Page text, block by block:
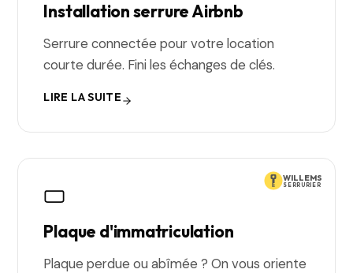
Installation serrure Airbnb
Serrure connectée pour votre location
courte durée. Fini les échanges de clés.
LIRE LA SUITE
WILLEMS
SERRURIER
Plaque d'immatriculation
Plaque perdue ou abîmée ? On vous oriente